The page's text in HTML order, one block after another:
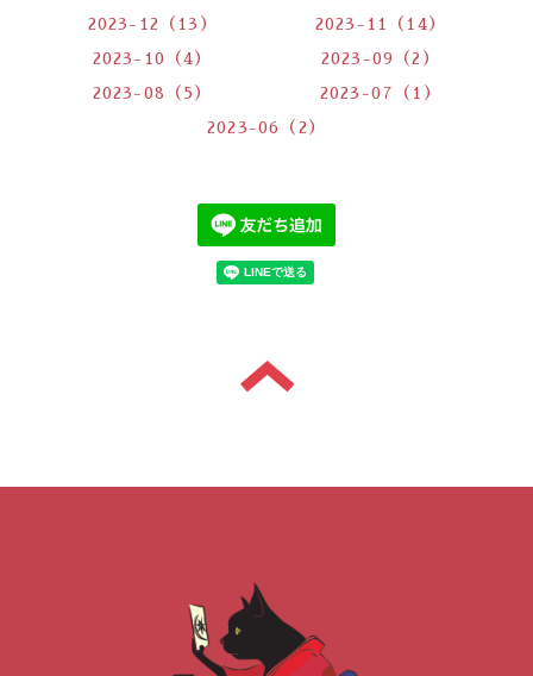
2023-12（13） 2023-11（14）
2023-10（4） 2023-09（2）
2023-08（5） 2023-07（1）
2023-06（2）